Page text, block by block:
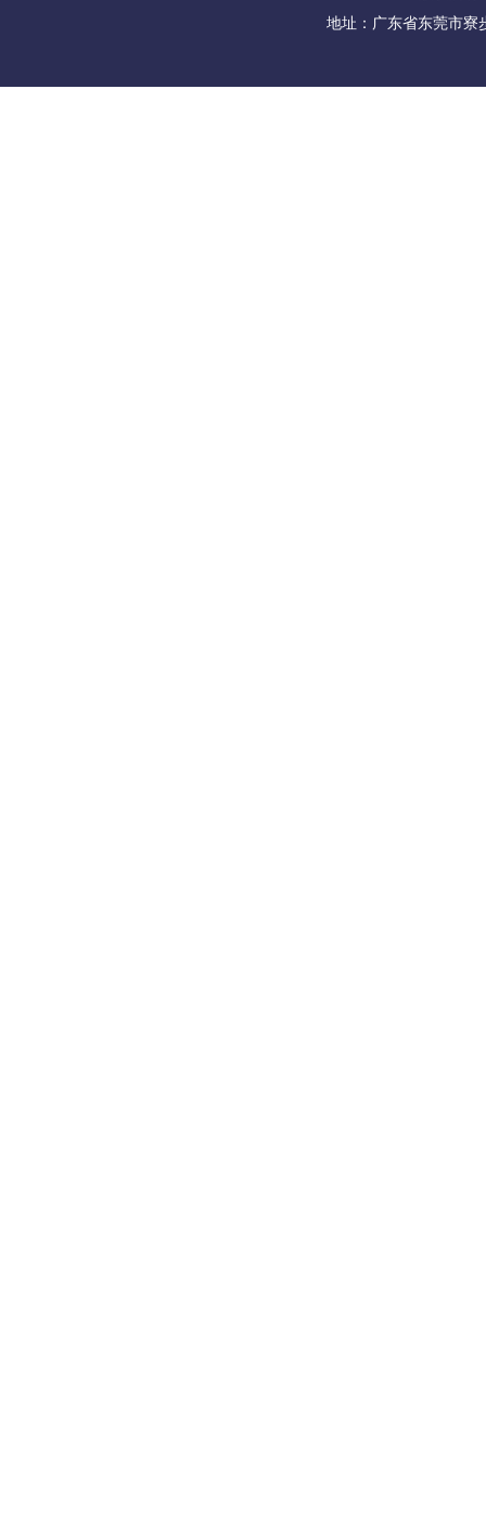
地址：广东省东莞市